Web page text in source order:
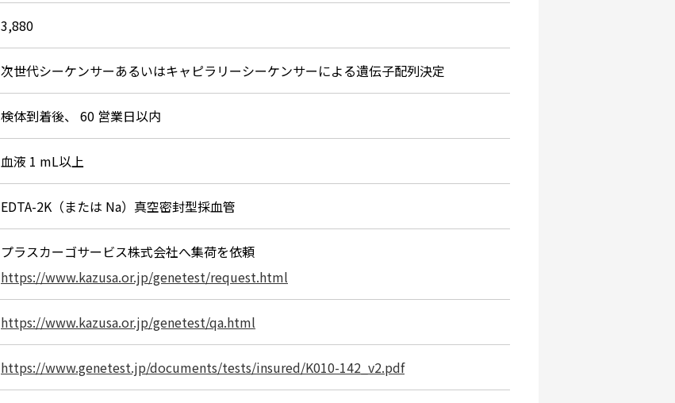
3,880
次世代シーケンサーあるいはキャピラリーシーケンサーによる遺伝子配列決定
検体到着後、 60 営業日以内
血液 1 mL以上
EDTA-2K（または Na）真空密封型採血管
プラスカーゴサービス株式会社へ集荷を依頼
https://www.kazusa.or.jp/genetest/request.html
https://www.kazusa.or.jp/genetest/qa.html
https://www.genetest.jp/documents/tests/insured/K010-142_v2.pdf